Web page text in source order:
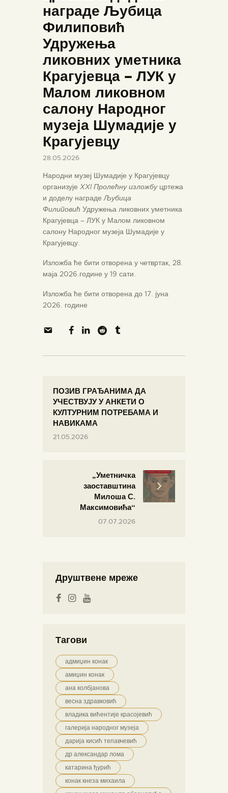
награде Љубица
Филиповић
Удружења
ликовних уметника
Крагујевца – ЛУК у
Малом ликовном
салону Народног
музеја Шумадије у
Крагујевцу
28.05.2026
Народни музеј Шумадије у Крагујевцу
организује XXI Пролећну изложбуцртежа
и доделу наградеЉубица
Филиповић Удружења ликовних уметника
Крагујевца – ЛУК у Малом ликовном
салону Народног музеја Шумадије у
Крагујевцу.
Изложба ће бити отворена у четвртак, 28.
маја 2026.године у 19 сати.
Изложба ће бити отворена до 17. јуна
2026. године
ПОЗИВ ГРАЂАНИМА ДА
УЧЕСТВУЈУ У АНКЕТИ О
КУЛТУРНИМ ПОТРЕБАМА И
НАВИКАМА
21.05.2026
„Уметничка
заоставштина
Милоша С.
Максимовића“
07.07.2026
Друштвене мреже
Тагови
адмиџин конак
амиџин конак
ана колбјанова
весна здравковић
владика вићентије красојевић
галерија народног музеја
дарија кисић тепавчевић
др александар лома
катарина ђурић
конак кнеза михаила